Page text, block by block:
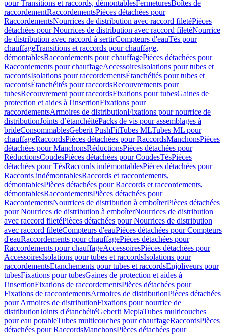
pour Transitions et raccords, démontablesFermeturesBoîtes de
raccordementRaccordementsPièces détachées pour
RaccordementsNourrices de distribution avec raccord filetéPièces
détachées pour Nourrices de distribution avec raccord filetéNourrice
de distribution avec raccord à sertirCompteurs d'eauTés pour
chauffageTransitions et raccords pour chauffage,
démontablesRaccordements pour chauffagePièces détachées pour
Raccordements pour chauffageAccessoiresIsolations pour tubes et
raccordsIsolations pour raccordementsÉtanchéités pour tubes et
raccordsÉtanchéités pour raccordsRecouvrements pour
tubesRecouvrement pour raccordsFixations pour tubesGaines de
protection et aides à l'insertionFixations pour
raccordementsArmoires de distributionFixations pour nourrice de
distributionJoints d’étanchéitéPacks de vis pour assemblages à
brideConsommablesGeberit PushFitTubes MLTubes ML pour
chauffageRaccordsPièces détachées pour RaccordsManchonsPièces
détachées pour ManchonsRéductionsPièces détachées pour
RéductionsCoudesPièces détachées pour CoudesTésPièces
détachées pour TésRaccords indémontablesPièces détachées pour
Raccords indémontablesRaccords et raccordements,
démontablesPièces détachées pour Raccords et raccordements,
démontablesRaccordementsPièces détachées pour
RaccordementsNourrices de distribution à emboîterPièces détachées
pour Nourrices de distribution à emboîterNourrices de distribution
avec raccord filetéPièces détachées pour Nourrices de distribution
avec raccord filetéCompteurs d'eauPièces détachées pour Compteurs
d'eauRaccordements pour chauffagePièces détachées pour
Raccordements pour chauffageAccessoiresPièces détachées pour
AccessoiresIsolations pour tubes et raccordsIsolations pour
raccordementsEtanchements pour tubes et raccordsEnjoliveurs pour
tubesFixations pour tubesGaines de protection et aides à
l'insertionFixations de raccordementsPièces détachées pour
Fixations de raccordementsArmoires de distributionPièces détachées
pour Armoires de distributionFixations pour nourrice de
distributionJoints d'étanchéitéGeberit MeplaTubes multicouches
pour eau potableTubes multicouches pour chauffageRaccordsPièces
détachées pour RaccordsManchonsPièces détachées pour